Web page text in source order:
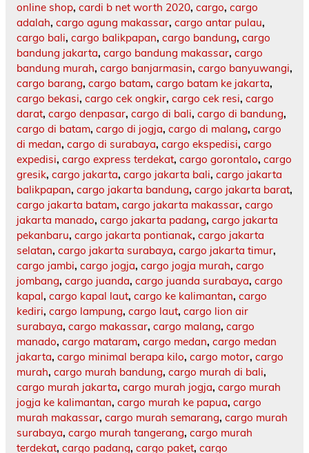
online shop, cardi b net worth 2020, cargo, cargo
adalah, cargo agung makassar, cargo antar pulau,
cargo bali, cargo balikpapan, cargo bandung, cargo
bandung jakarta, cargo bandung makassar, cargo
bandung murah, cargo banjarmasin, cargo banyuwangi,
cargo barang, cargo batam, cargo batam ke jakarta,
cargo bekasi, cargo cek ongkir, cargo cek resi, cargo
darat, cargo denpasar, cargo di bali, cargo di bandung,
cargo di batam, cargo di jogja, cargo di malang, cargo
di medan, cargo di surabaya, cargo ekspedisi, cargo
expedisi, cargo express terdekat, cargo gorontalo, cargo
gresik, cargo jakarta, cargo jakarta bali, cargo jakarta
balikpapan, cargo jakarta bandung, cargo jakarta barat,
cargo jakarta batam, cargo jakarta makassar, cargo
jakarta manado, cargo jakarta padang, cargo jakarta
pekanbaru, cargo jakarta pontianak, cargo jakarta
selatan, cargo jakarta surabaya, cargo jakarta timur,
cargo jambi, cargo jogja, cargo jogja murah, cargo
jombang, cargo juanda, cargo juanda surabaya, cargo
kapal, cargo kapal laut, cargo ke kalimantan, cargo
kediri, cargo lampung, cargo laut, cargo lion air
surabaya, cargo makassar, cargo malang, cargo
manado, cargo mataram, cargo medan, cargo medan
jakarta, cargo minimal berapa kilo, cargo motor, cargo
murah, cargo murah bandung, cargo murah di bali,
cargo murah jakarta, cargo murah jogja, cargo murah
jogja ke kalimantan, cargo murah ke papua, cargo
murah makassar, cargo murah semarang, cargo murah
surabaya, cargo murah tangerang, cargo murah
terdekat, cargo padang, cargo paket, cargo